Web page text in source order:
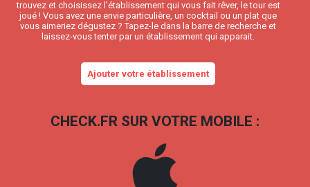
trouvez et choisissez l’établissement qui vous fait rêver, le tour est
joué ! Vous avez une envie particulière, un cocktail ou un plat que
vous aimeriez dégustez ? Tapez-le dans la barre de recherche et
laissez-vous tenter par un établissement qui apparait.
Ajouter votre établissement
CHECK.FR SUR VOTRE MOBILE :